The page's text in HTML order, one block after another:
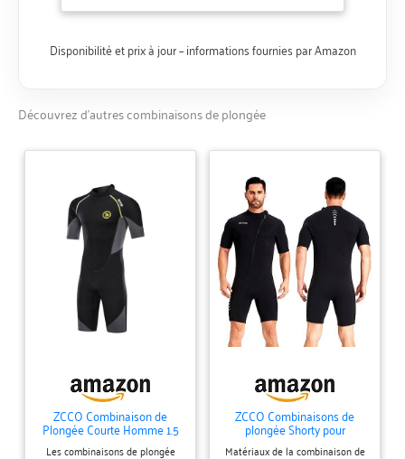
Disponibilité et prix à jour – informations fournies par Amazon
Découvrez d’autres combinaisons de plongée
ZCCO Combinaison de
Plongée Courte Homme 1.5
mm Shorty Néoprène
Les combinaisons de plongée
ZCCO Combinaisons de
plongée Shorty pour
hommes en néoprène 3 mm
Matériaux de la combinaison de